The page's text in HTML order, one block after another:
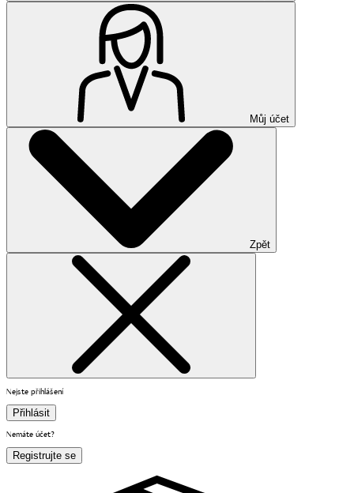
Můj účet
Zpět
Nejste přihlášení
Přihlásit
Nemáte účet?
Registrujte se